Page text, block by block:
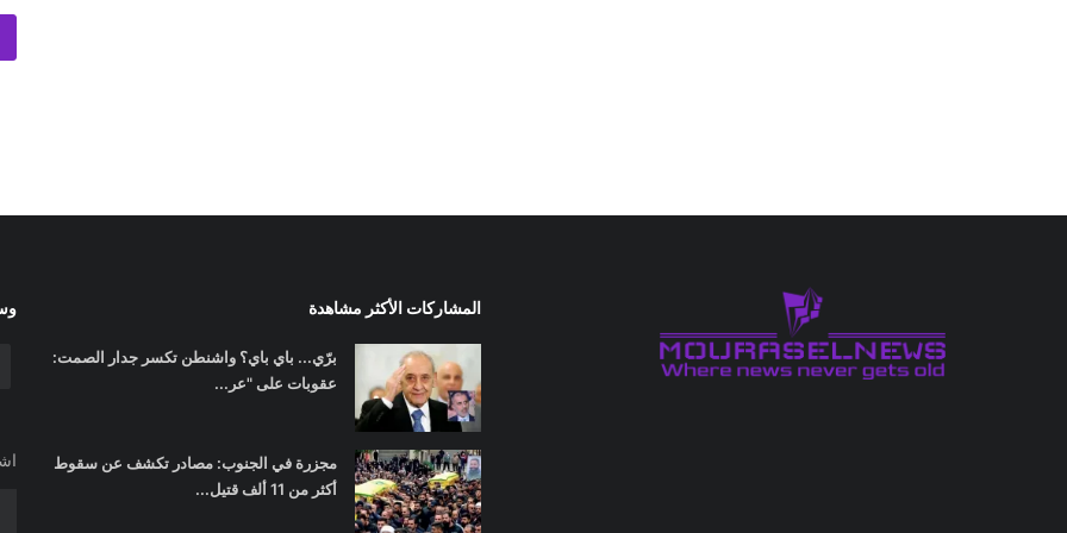
المشاركات الأكثر مشاهدة
برّي... باي باي؟ واشنطن تكسر جدار الصمت:
عقوبات على "عر...
مجزرة في الجنوب: مصادر تكشف عن سقوط
أكثر من 11 ألف قتيل...